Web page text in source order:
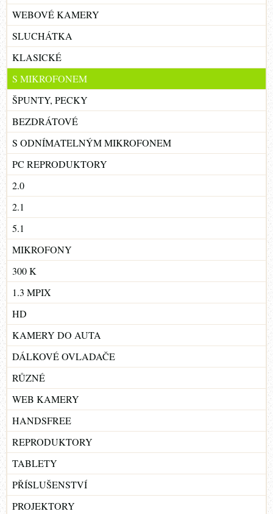
WEBOVÉ KAMERY
SLUCHÁTKA
KLASICKÉ
S MIKROFONEM
ŠPUNTY, PECKY
BEZDRÁTOVÉ
S ODNÍMATELNÝM MIKROFONEM
PC REPRODUKTORY
2.0
2.1
5.1
MIKROFONY
300 K
1.3 MPIX
HD
KAMERY DO AUTA
DÁLKOVÉ OVLADAČE
RŮZNÉ
WEB KAMERY
HANDSFREE
REPRODUKTORY
TABLETY
PŘÍSLUŠENSTVÍ
PROJEKTORY